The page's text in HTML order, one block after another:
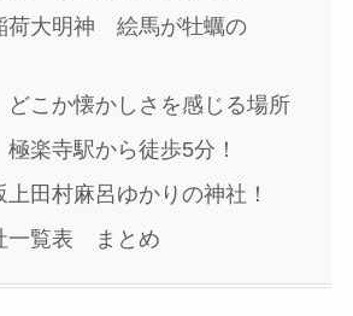
荷大明神 絵馬が牡蠣の
こか懐かしさを感じる場所
楽寺駅から徒歩5分！
田村麻呂ゆかりの神社！
一覧表 まとめ